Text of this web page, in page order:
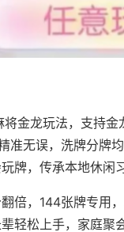
金龙玩法，支持金
准无误，洗牌分牌
牌，传承本地休闲
倍，144张牌专用，
轻松上手，家庭聚